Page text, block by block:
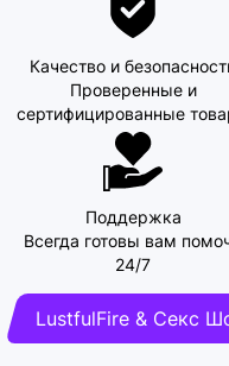
Качество и
Проверенные и
сертифицированные
Поддержка
Всегда готовы вам
24/7
LustfulFire & Секс